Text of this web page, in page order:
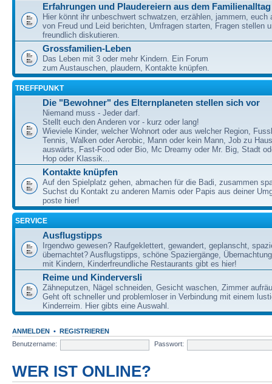
Erfahrungen und Plaudereiern aus dem Familienalltag
Hier könnt ihr unbeschwert schwatzen, erzählen, jammern, euch
von Freud und Leid berichten, Umfragen starten, Fragen stellen
freundlich diskutieren.
Grossfamilien-Leben
Das Leben mit 3 oder mehr Kindern. Ein Forum
zum Austauschen, plaudern, Kontakte knüpfen.
TREFFPUNKT
Die "Bewohner" des Elternplaneten stellen sich vor
Niemand muss - Jeder darf.
Stellt euch den Anderen vor - kurz oder lang!
Wieviele Kinder, welcher Wohnort oder aus welcher Region,
Tennis, Walken oder Aerobic, Mann oder kein Mann, Job zu
auswärts, Fast-Food oder Bio, Mc Dreamy oder Mr. Big, Stadt
Hop oder Klassik...
Kontakte knüpfen
Auf den Spielplatz gehen, abmachen für die Badi, zusammen
Suchst du Kontakt zu anderen Mamis oder Papis aus deiner
poste hier!
SERVICE
Ausflugstipps
Irgendwo gewesen? Raufgeklettert, gewandert, geplanscht,
übernachtet? Ausflugstipps, schöne Spaziergänge,
mit Kindern, Kinderfreundliche Restaurants gibt es hier!
Reime und Kinderversli
Zähneputzen, Nägel schneiden, Gesicht waschen, Zimmer
Geht oft schneller und problemloser in Verbindung mit einem
Kinderreim. Hier gibts eine Auswahl.
ANMELDEN • REGISTRIEREN
Benutzername:
Passwort:
WER IST ONLINE?